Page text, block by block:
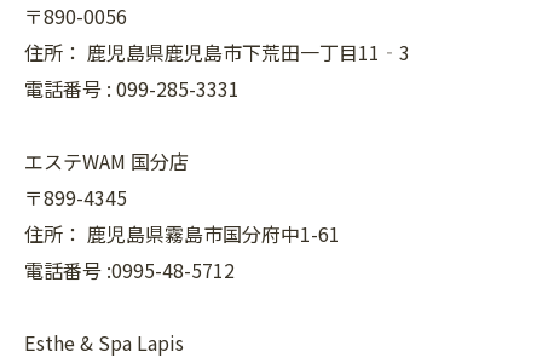
〒890-0056
住所： 鹿児島県鹿児島市下荒田一丁目11‐3
電話番号 : 099-285-3331
エステWAM 国分店
〒899-4345
住所： 鹿児島県霧島市国分府中1-61
電話番号 :0995-48-5712
Esthe & Spa Lapis